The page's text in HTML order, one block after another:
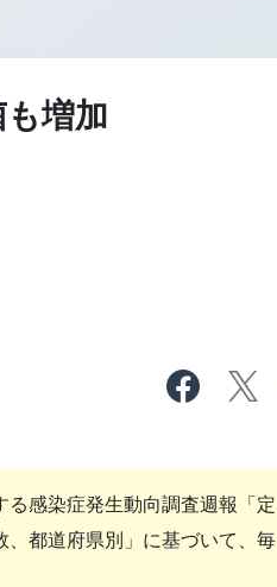
増加
感染症発生動向調査週報「定
、都道府県別」に基づいて、毎